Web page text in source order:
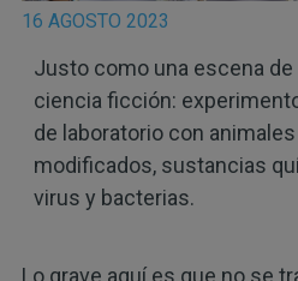
16 AGOSTO 2023
Justo como una escena de
ciencia ficción:
de laboratorio con
modificados, sustancias
virus y bacterias.
Lo grave aquí es que no se